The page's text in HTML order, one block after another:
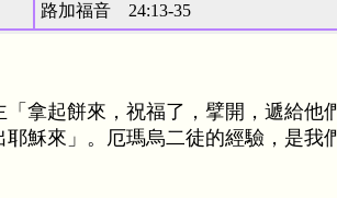
路加福音 24:13-35
「拿起餅來，祝福了，擘開，遞給他
耶穌來」。厄瑪烏二徒的經驗，是我